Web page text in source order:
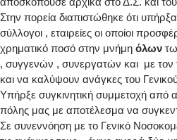
Στην πορεία διαπιστώθηκε ότι
σύλλογοι , εταιρείες οι οποίοι
χρηματικό ποσό στην μνήμη όλων
, συγγενών , συνεργατών και με τον
και να καλύψουν ανάγκες του
Υπήρξε συγκινητική συμμετοχή από
πόλης μας με αποτέλεσμα να
Σε συνεννόηση με το Γενικό